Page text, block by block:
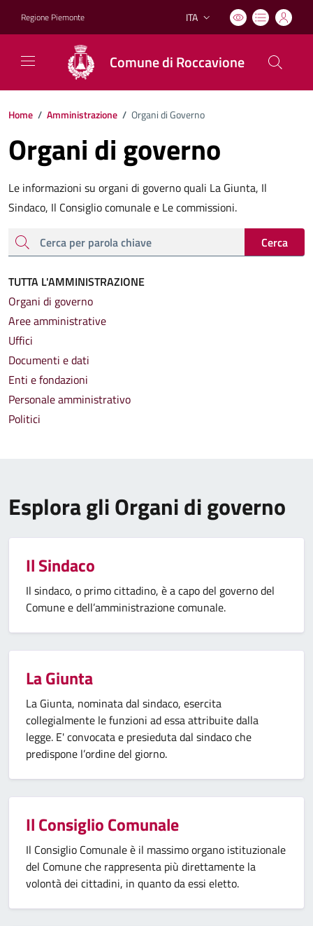
Regione Piemonte Lingua attiva:
ITA
Comune di Roccavione
Home / Amministrazione / Organi di Governo
Organi di governo
Le informazioni su organi di governo quali La Giunta, Il
Sindaco, Il Consiglio comunale e Le commissioni.
cerca
Cerca
TUTTA L'AMMINISTRAZIONE
Organi di governo
Aree amministrative
Uffici
Documenti e dati
Enti e fondazioni
Personale amministrativo
Politici
Esplora gli Organi di governo
Il Sindaco
Il sindaco, o primo cittadino, è a capo del governo del
Comune e dell’amministrazione comunale.
La Giunta
La Giunta, nominata dal sindaco, esercita
collegialmente le funzioni ad essa attribuite dalla
legge. E' convocata e presieduta dal sindaco che
predispone l’ordine del giorno.
Il Consiglio Comunale
Il Consiglio Comunale è il massimo organo istituzionale
del Comune che rappresenta più direttamente la
volontà dei cittadini, in quanto da essi eletto.